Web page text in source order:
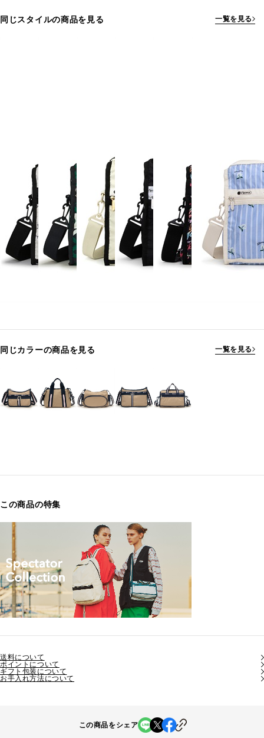
同じスタイルの商品を見る 一覧を見る
同じカラーの商品を見る 一覧を見る
この商品の特集
送料について
ポイントについて
ギフト包装について
お手入れ方法について
この商品をシェア